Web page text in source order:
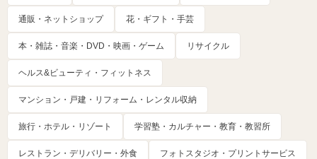
通販・ネットショップ 花・ギフト・手芸
本・雑誌・音楽・DVD・映画・ゲーム リサイクル
ヘルス&ビューティ・フィットネス
マンション・戸建・リフォーム・レンタル収納
旅行・ホテル・リゾート 学習塾・カルチャー・教育・教習所
レストラン・デリバリー・外食 フォトスタジオ・プリントサービス